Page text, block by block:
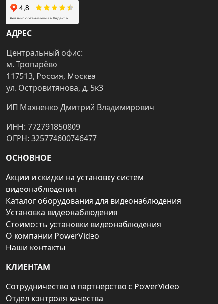
АДРЕС
Центральный офис:
м. Тропарёво
117513, Россия, Москва
ул. Островитянова, д. 5к3
ИП Махненко Дмитрий Владимирович
ИНН: 772791850809
ОГРН: 325774600746477
ОСНОВНОЕ
Акции и скидки на установку систем
видеонаблюдения
Каталог оборудования для видеонаблюдения
Установка видеонаблюдения
Стоимость установки видеонаблюдения
О компании PowerVideo
Наши контакты
КЛИЕНТАМ
Сотрудничество и партнерство с PowerVideo
Отдел контроля качества